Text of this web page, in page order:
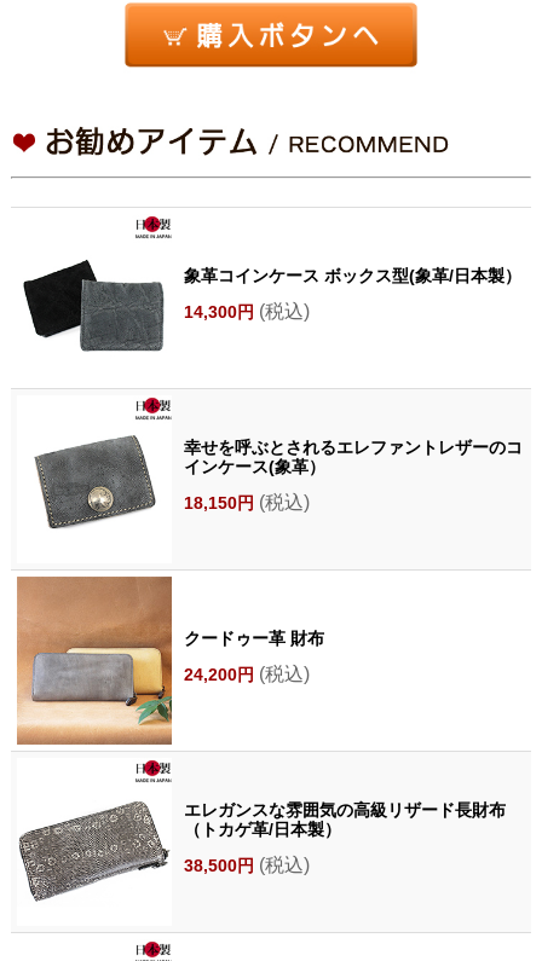
象革コインケース ボックス型(象革/日本製）
14,300円 (税込)
幸せを呼ぶとされるエレファントレザーのコ
インケース(象革）
18,150円 (税込)
クードゥー革 財布
24,200円 (税込)
エレガンスな雰囲気の高級リザード長財布
（トカゲ革/日本製）
38,500円 (税込)